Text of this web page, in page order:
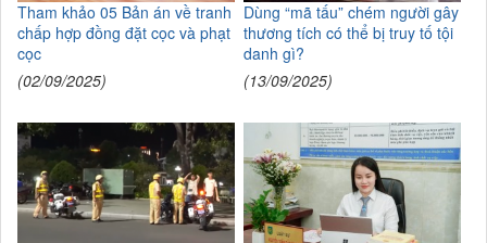
Tham khảo 05 Bản án về tranh
chấp hợp đồng đặt cọc và phạt
cọc
(02/09/2025)
Dùng “mã tấu” chém người gây
thương tích có thể bị truy tố tội
danh gì?
(13/09/2025)